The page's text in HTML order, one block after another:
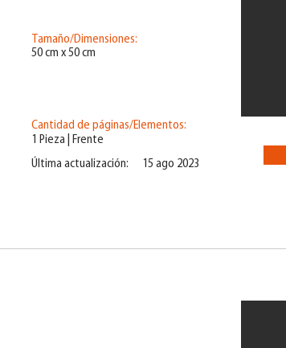
Última actualización: 15 ago 2023
Tamaño/Dimensiones:
50 cm x 50 cm
Cantidad de páginas/Elementos:
1 Pieza | Frente